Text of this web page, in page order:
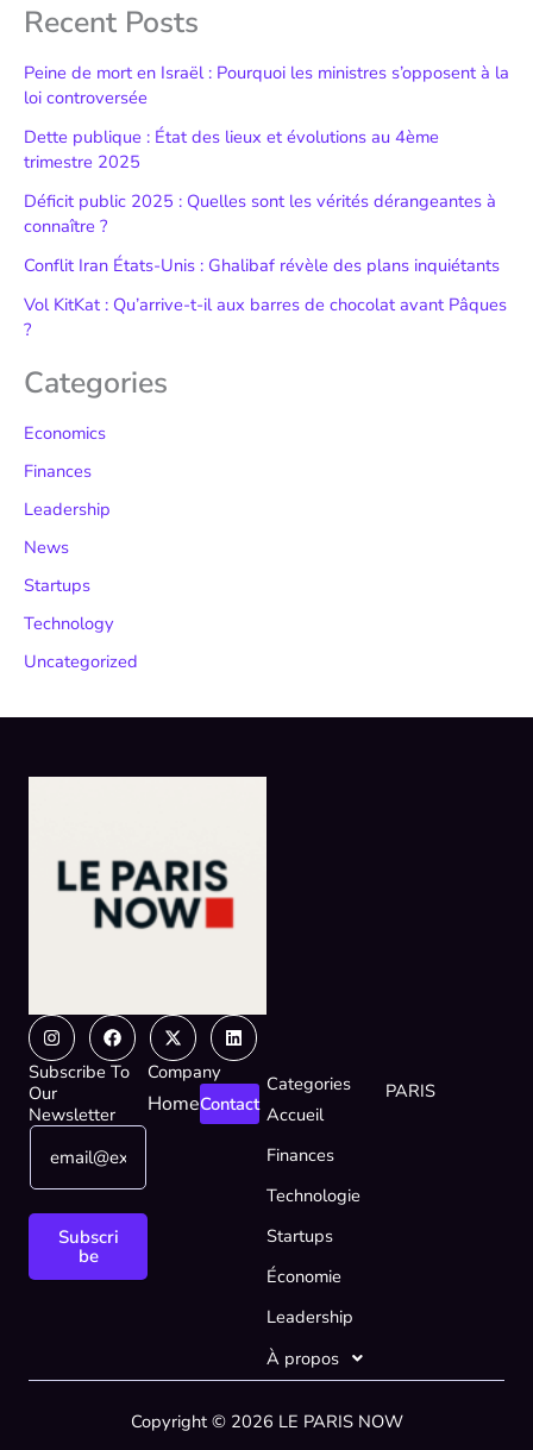
Recent Posts
Peine de mort en Israël : Pourquoi les ministres s’opposent à la
loi controversée
Dette publique : État des lieux et évolutions au 4ème
trimestre 2025
Déficit public 2025 : Quelles sont les vérités dérangeantes à
connaître ?
Conflit Iran États-Unis : Ghalibaf révèle des plans inquiétants
Vol KitKat : Qu’arrive-t-il aux barres de chocolat avant Pâques
?
Categories
Economics
Finances
Leadership
News
Startups
Technology
Uncategorized
InstagramFacebook
X-
twitter
Linkedin
Subscribe To
Our
Newsletter
E
a
i
E
l
E
a
Subscri
be
Company
HomeContact
Categories
Accueil
Finances
Technologie
Startups
Économie
Leadership
À propos
PARIS
Copyright © 2026 LE PARIS NOW